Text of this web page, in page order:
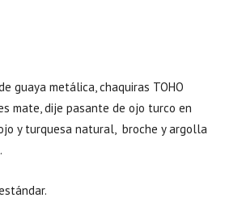
guaya metálica, chaquiras TOHO
mate, dije pasante de ojo turco en
y turquesa natural, broche y argolla